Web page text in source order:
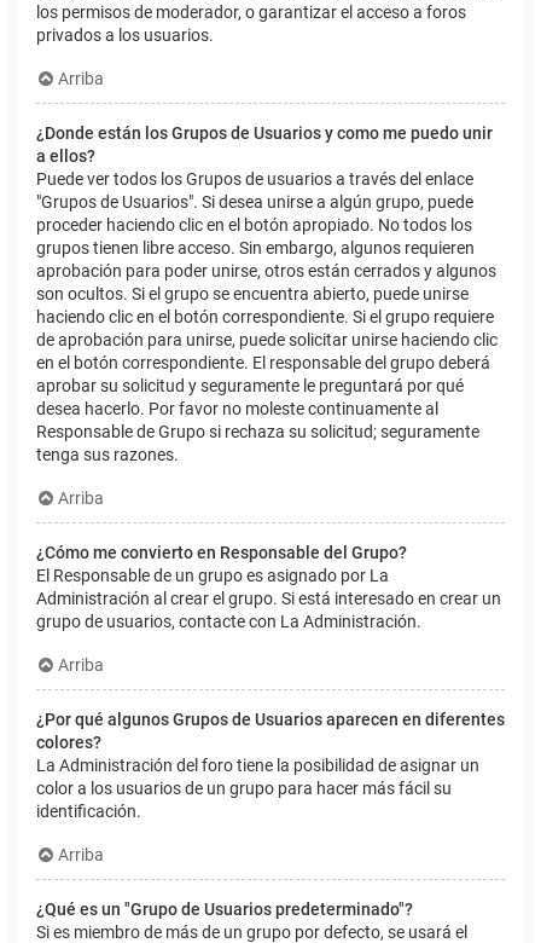
los permisos de moderador, o garantizar el acceso a foros
privados a los usuarios.
Arriba
¿Donde están los Grupos de Usuarios y como me puedo unir
a ellos?
Puede ver todos los Grupos de usuarios a través del enlace
"Grupos de Usuarios". Si desea unirse a algún grupo, puede
proceder haciendo clic en el botón apropiado. No todos los
grupos tienen libre acceso. Sin embargo, algunos requieren
aprobación para poder unirse, otros están cerrados y algunos
son ocultos. Si el grupo se encuentra abierto, puede unirse
haciendo clic en el botón correspondiente. Si el grupo requiere
de aprobación para unirse, puede solicitar unirse haciendo clic
en el botón correspondiente. El responsable del grupo deberá
aprobar su solicitud y seguramente le preguntará por qué
desea hacerlo. Por favor no moleste continuamente al
Responsable de Grupo si rechaza su solicitud; seguramente
tenga sus razones.
Arriba
¿Cómo me convierto en Responsable del Grupo?
El Responsable de un grupo es asignado por La
Administración al crear el grupo. Si está interesado en crear un
grupo de usuarios, contacte con La Administración.
Arriba
¿Por qué algunos Grupos de Usuarios aparecen en diferentes
colores?
La Administración del foro tiene la posibilidad de asignar un
color a los usuarios de un grupo para hacer más fácil su
identificación.
Arriba
¿Qué es un "Grupo de Usuarios predeterminado"?
Si es miembro de más de un grupo por defecto, se usará el